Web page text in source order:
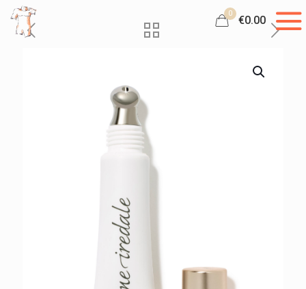
0
€0.00